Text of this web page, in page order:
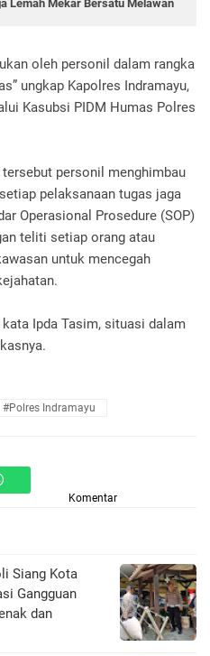
Lemah Mekar Bersatu Melawan
oleh personil dalam rangka
ungkap Kapolres Indramayu,
Kasubsi PIDM Humas Polres
personil menghimbau
pelaksanaan tugas jaga
Operasional Prosedure (SOP)
teliti setiap orang atau
untuk mencegah
Ipda Tasim, situasi dalam
#Polres Indramayu
Komentar
Siang Kota
Gangguan
dan